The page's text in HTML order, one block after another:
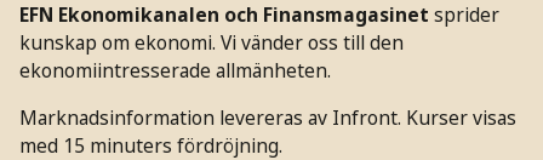
EFN Ekonomikanalen och Finansmagasinet sprider
kunskap om ekonomi. Vi vänder oss till den
ekonomiintresserade allmänheten.
Marknadsinformation levereras av Infront. Kurser visas
med 15 minuters fördröjning.